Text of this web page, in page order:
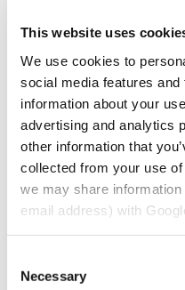
This website uses
We use cookies to
social media features
information about your
advertising and analytics
other information that
collected from your use
we may share
email address) with
Selection
Necessary
T3x Super Varmint |